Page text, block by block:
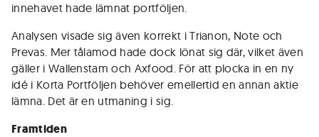
innehavet hade lämnat portföljen.
Analysen visade sig även korrekt i Trianon, Note och
Prevas. Mer tålamod hade dock lönat sig där, vilket även
gäller i Wallenstam och Axfood. För att plocka in en ny
idé i Korta Portföljen behöver emellertid en annan aktie
lämna. Det är en utmaning i sig.
Framtiden